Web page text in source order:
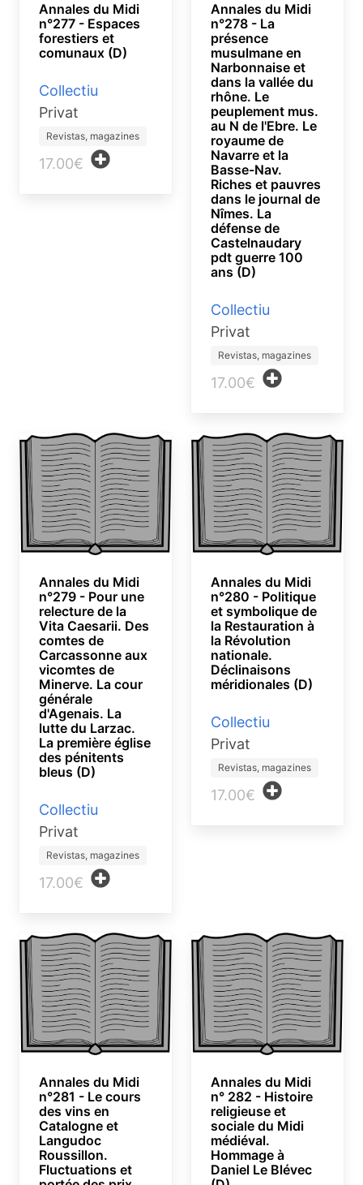
Annales du Midi
n°277 - Espaces
forestiers et
comunaux (D)
Collectiu
Privat
Revistas, magazines
17.00€
Annales du Midi
n°278 - La
présence
musulmane en
Narbonnaise et
dans la vallée du
rhône. Le
peuplement mus.
au N de l'Ebre. Le
royaume de
Navarre et la
Basse-Nav.
Riches et pauvres
dans le journal de
Nîmes. La
défense de
Castelnaudary
pdt guerre 100
ans (D)
Collectiu
Privat
Revistas, magazines
17.00€
Annales du Midi
n°279 - Pour une
relecture de la
Vita Caesarii. Des
comtes de
Carcassonne aux
vicomtes de
Minerve. La cour
générale
d'Agenais. La
lutte du Larzac.
La première église
des pénitents
bleus (D)
Collectiu
Privat
Revistas, magazines
17.00€
Annales du Midi
n°280 - Politique
et symbolique de
la Restauration à
la Révolution
nationale.
Déclinaisons
méridionales (D)
Collectiu
Privat
Revistas, magazines
17.00€
Annales du Midi
n°281 - Le cours
des vins en
Catalogne et
Langudoc
Roussillon.
Fluctuations et
Annales du Midi
n° 282 - Histoire
religieuse et
sociale du Midi
médiéval.
Hommage à
Daniel Le Blévec